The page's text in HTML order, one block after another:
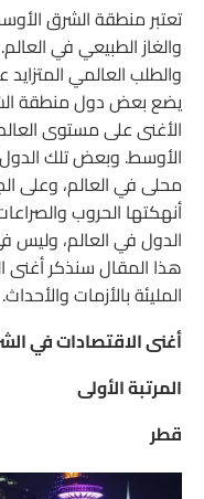
تعتبر منطقة الشرق
والغاز الطبيعي في
والطلب العالمي
يضع بعض دول منطقة
الأغنى على مستوى
الأوسط. وبعض تلك
محلى في العالم، وعلى
أنهكتها الحروب
الدول في العالم،
هذا المقال سنذكر أغنى
المليئة بالأزمات والأحداث.
أغنى الاقتصادات في
المرتبة الأولى
قطر